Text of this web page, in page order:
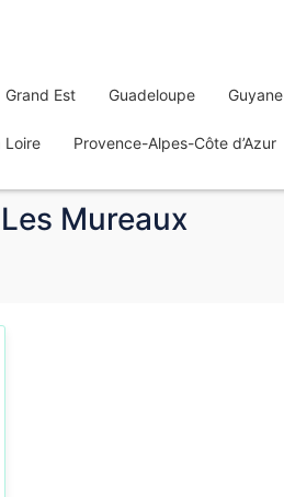
Grand Est Guadeloupe Guyane
Loire Provence-Alpes-Côte d’Azur
Mureaux